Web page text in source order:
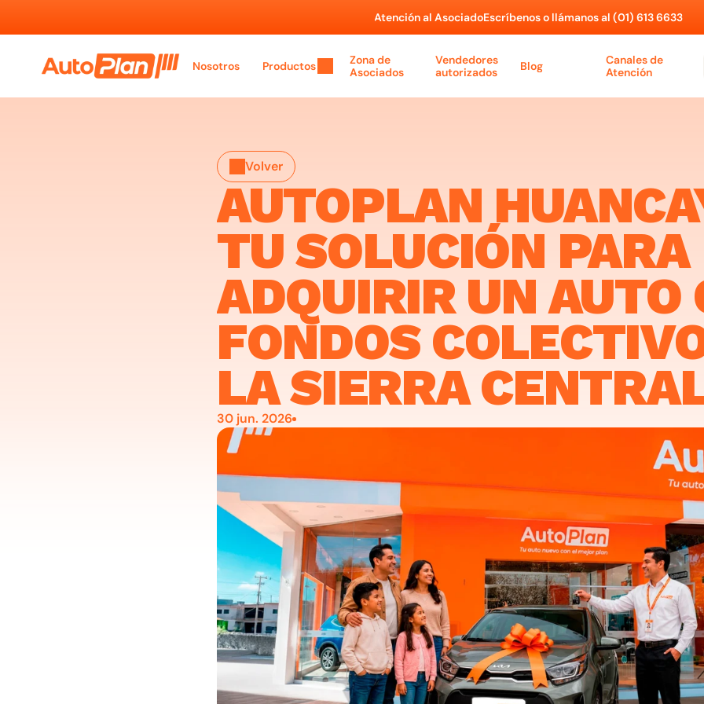
Atención al AsociadoEscríbenos o llámanos al (01) 613 6633
Nosotros Productos
Zona de
Asociados
Vendedores
autorizados
Blog
Canales de
Atención
Volver
AUTOPLAN
TU SOLUCIÓN PARA
ADQUIRIR UN AUTO
FONDOS
LA SIERRA
30 jun. 2026